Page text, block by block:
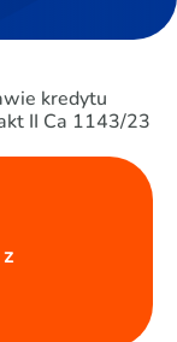
kredytu
II Ca 1143/23